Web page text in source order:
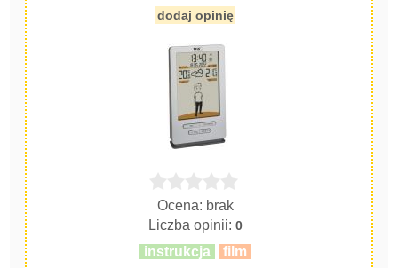
dodaj opinię
Ocena: brak
Liczba opinii:0
instrukcja film